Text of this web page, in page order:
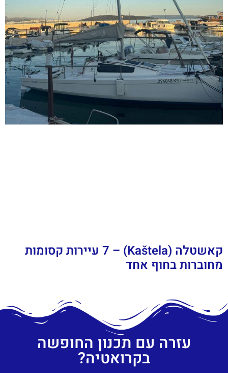
קאשטלה (Kaštela) – 7 עיירות קסומות
מחוברות בחוף אחד
עזרה עם תכנון החופשה
בקרואטיה?